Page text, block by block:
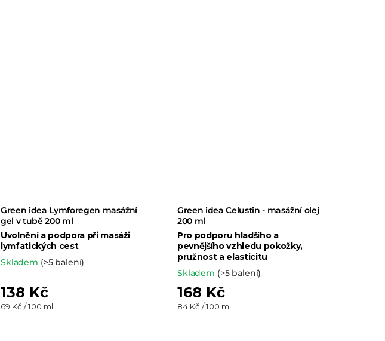
Green idea Lymforegen masážní
gel v tubě 200 ml
Uvolnění a podpora při masáži
lymfatických cest
Skladem (>5 balení)
138 Kč
Měrná
69 Kč / 100 ml
Green idea Celustin - masážní olej
200 ml
Pro podporu hladšího a
pevnějšího vzhledu pokožky,
pružnost a elasticitu
Skladem (>5 balení)
168 Kč
Měrná
84 Kč / 100 ml